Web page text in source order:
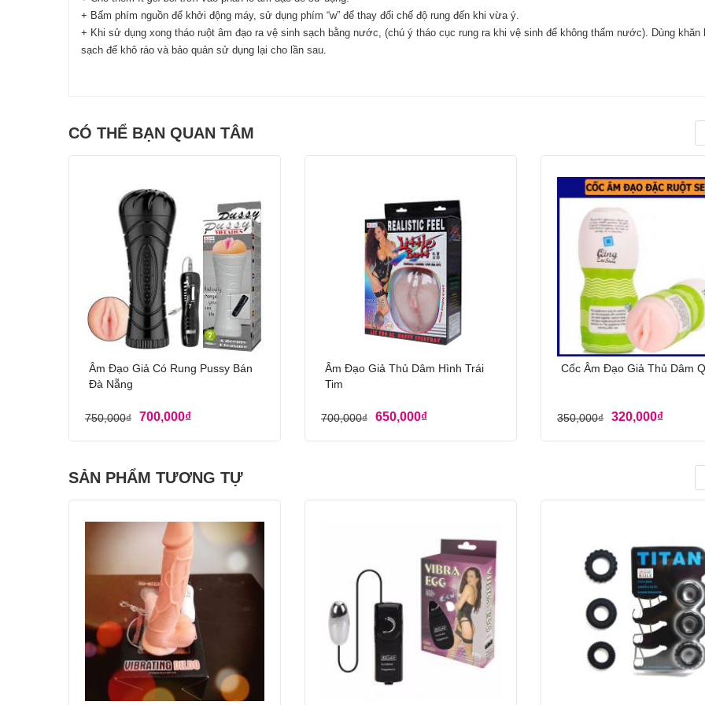
+ Bấm phím nguồn để khởi động máy, sử dụng phím “w” để thay đổi chế độ rung đến khi vừa ý.
+ Khi sử dụng xong tháo ruột âm đạo ra vệ sinh sạch bằng nước, (chú ý tháo cục rung ra khi vệ sinh để không thấm nước). Dùng khăn
sạch để khô ráo và bảo quản sử dụng lại cho lần sau.
CÓ THỂ BẠN QUAN TÂM
Âm Đạo Giả Có Rung Pussy Bán
Đà Nẵng
750,000₫ 700,000₫
Âm Đạo Giả Thủ Dâm Hình Trái
Tim
700,000₫ 650,000₫
Cốc Âm Đạo Giả Thủ Dâm
350,000₫ 320,000₫
SẢN PHẨM TƯƠNG TỰ